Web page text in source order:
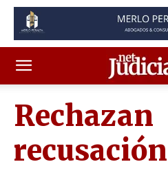
Rechazan
recusación